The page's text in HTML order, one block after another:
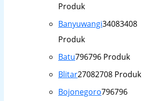
Produk
Banyuwangi34083408
Produk
Batu796796 Produk
Blitar27082708 Produk
Bojonegoro796796